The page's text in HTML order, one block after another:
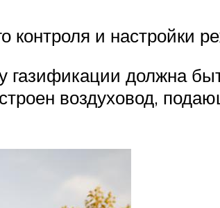
контроля и настройки
должна
воздуховод,